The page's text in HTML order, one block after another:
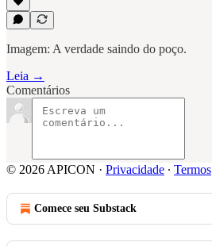
Imagem: A verdade saindo do poço.
Leia →
Comentários
© 2026 APICON · Privacidade ∙ Termos
Comece seu Substack